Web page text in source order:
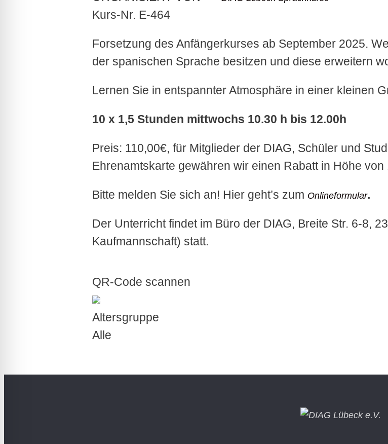
Kurs-Nr. E-464
Forsetzung des Anfängerkurses ab September 2025.
der spanischen Sprache besitzen und diese erweitern
Lernen Sie in entspannter Atmosphäre in einer kleinen
10 x 1,5 Stunden mittwochs 10.30 h bis 12.00h
Preis: 110,00€, für Mitglieder der DIAG, Schüler und
Ehrenamtskarte gewähren wir einen Rabatt in Höhe von
Bitte melden Sie sich an! Hier geht’s zum Onlineformular.
Der Unterricht findet im Büro der DIAG, Breite Str. 6-8,
Kaufmannschaft) statt.
QR-Code scannen
Altersgruppe
Alle